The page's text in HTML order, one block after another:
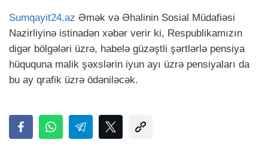
Sumqayit24.az Əmək və Əhalinin Sosial Müdafiəsi
Nazirliyinə istinadən xəbər verir ki, Respublikamızın
digər bölgələri üzrə, habelə güzəştli şərtlərlə pensiya
hüququna malik şəxslərin iyun ayı üzrə pensiyaları da
bu ay qrafik üzrə ödəniləcək.